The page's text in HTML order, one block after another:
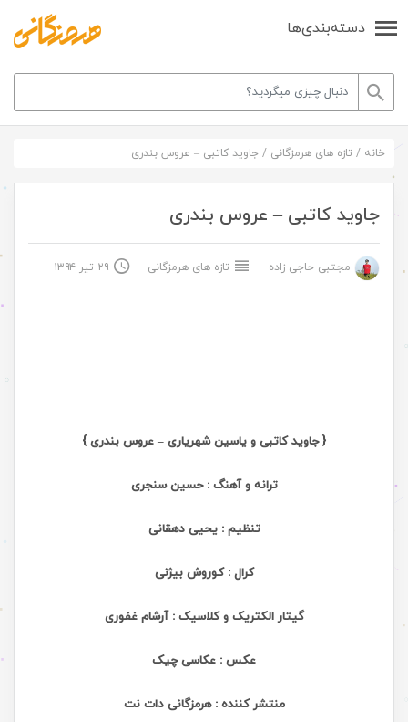
دسته‌بندی‌ها
خانه / تازه های هرمزگانی / جاوید کاتبی – عروس بندری
جاوید کاتبی – عروس بندری
مجتبی حاجی زاده تازه های هرمزگانی ۲۹ تیر ۱۳۹۴
{ جاوید کاتبی و یاسین شهریاری – عروس بندری }
ترانه و آهنگ : حسین سنجری
تنظیم : یحیی دهقانی
کرال : کوروش بیژنی
گیتار الکتریک و کلاسیک : آرشام غفوری
عکس : عکاسی چیک
منتشر کننده : هرمزگانی دات نت